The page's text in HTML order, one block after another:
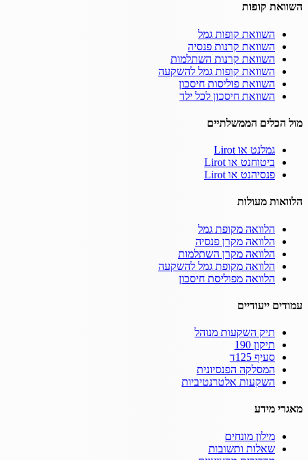
השוואת קופות
השוואת קופות גמל
השוואת קרנות פנסיה
השוואת קרנות השתלמות
השוואת קופות גמל להשקעה
השוואת פוליסות חיסכון
השוואת חיסכון לכל ילד
מול הכלים הממשלתיים
גמלנט או Lirot
ביטוחנט או Lirot
פנסיהנט או Lirot
הלוואות מעולות
הלוואה מקופת גמל
הלוואה מקרן פנסיה
הלוואה מקרן השתלמות
הלוואה מקופת גמל להשקעה
הלוואה מפוליסת חיסכון
עמודים ייעודיים
תיק השקעות מנוהל
תיקון 190
סעיף 125ד
המסלקה הפנסיונית
השקעות אלטרנטיביות
מאגרי מידע
מילון מונחים
שאלות ותשובות